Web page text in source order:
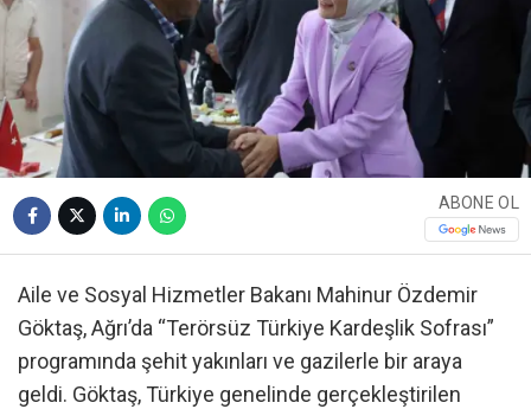
ABONE OL
Aile ve Sosyal Hizmetler Bakanı Mahinur Özdemir
Göktaş, Ağrı’da “Terörsüz Türkiye Kardeşlik Sofrası”
programında şehit yakınları ve gazilerle bir araya
geldi. Göktaş, Türkiye genelinde gerçekleştirilen